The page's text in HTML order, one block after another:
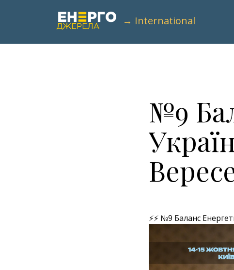
→ International
№9
⚡⚡ №9 Баланс